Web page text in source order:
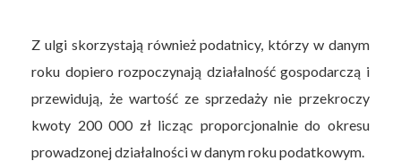
Z ulgi skorzystają również podatnicy, którzy w danym
roku dopiero rozpoczynają działalność gospodarczą i
przewidują, że wartość ze sprzedaży nie przekroczy
kwoty 200 000 zł licząc proporcjonalnie do okresu
prowadzonej działalności w danym roku podatkowym.